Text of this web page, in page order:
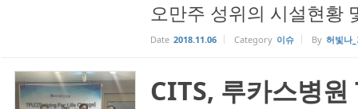
오만주 성위의 시설현황
Date 2018.11.06 Category 이슈 By 허빛나
CITS, 루카스병